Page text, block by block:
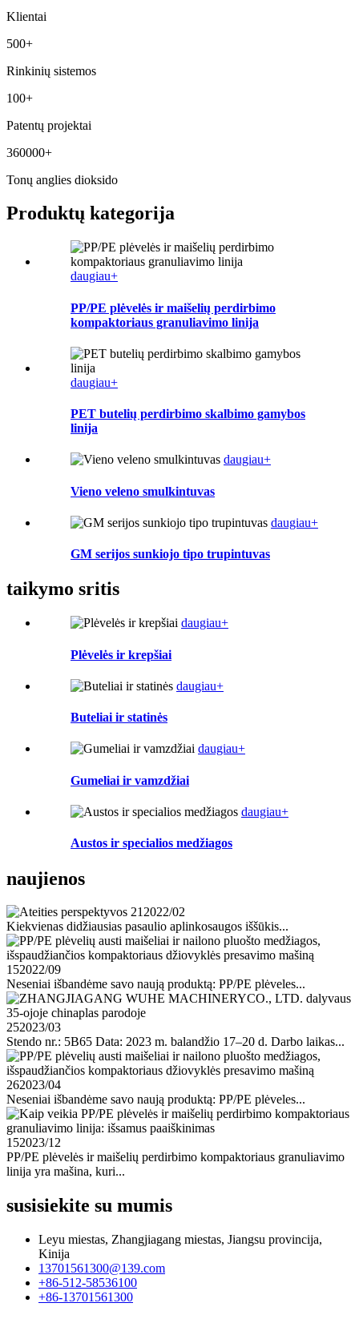
Klientai
500+
Rinkinių sistemos
100+
Patentų projektai
360000+
Tonų anglies dioksido
Produktų kategorija
daugiau+
PP/PE plėvelės ir maišelių perdirbimo
kompaktoriaus granuliavimo linija
daugiau+
PET butelių perdirbimo skalbimo gamybos
linija
daugiau+
Vieno veleno smulkintuvas
daugiau+
GM serijos sunkiojo tipo trupintuvas
taikymo sritis
daugiau+
Plėvelės ir krepšiai
daugiau+
Buteliai ir statinės
daugiau+
Gumeliai ir vamzdžiai
daugiau+
Austos ir specialios medžiagos
naujienos
212022/02
Kiekvienas didžiausias pasaulio aplinkosaugos iššūkis...
152022/09
Neseniai išbandėme savo naują produktą: PP/PE plėveles...
252023/03
Stendo nr.: 5B65 Data: 2023 m. balandžio 17–20 d. Darbo laikas...
262023/04
Neseniai išbandėme savo naują produktą: PP/PE plėveles...
152023/12
PP/PE plėvelės ir maišelių perdirbimo kompaktoriaus granuliavimo
linija yra mašina, kuri...
susisiekite su mumis
Leyu miestas, Zhangjiagang miestas, Jiangsu provincija,
Kinija
13701561300@139.com
+86-512-58536100
+86-13701561300